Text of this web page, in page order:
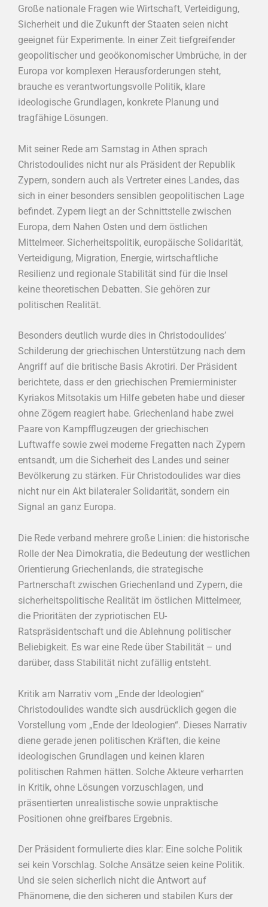
Große nationale Fragen wie Wirtschaft, Verteidigung,
Sicherheit und die Zukunft der Staaten seien nicht
geeignet für Experimente. In einer Zeit tiefgreifender
geopolitischer und geoökonomischer Umbrüche, in der
Europa vor komplexen Herausforderungen steht,
brauche es verantwortungsvolle Politik, klare
ideologische Grundlagen, konkrete Planung und
tragfähige Lösungen.
Mit seiner Rede am Samstag in Athen sprach
Christodoulides nicht nur als Präsident der Republik
Zypern, sondern auch als Vertreter eines Landes, das
sich in einer besonders sensiblen geopolitischen Lage
befindet. Zypern liegt an der Schnittstelle zwischen
Europa, dem Nahen Osten und dem östlichen
Mittelmeer. Sicherheitspolitik, europäische Solidarität,
Verteidigung, Migration, Energie, wirtschaftliche
Resilienz und regionale Stabilität sind für die Insel
keine theoretischen Debatten. Sie gehören zur
politischen Realität.
Besonders deutlich wurde dies in Christodoulides’
Schilderung der griechischen Unterstützung nach dem
Angriff auf die britische Basis Akrotiri. Der Präsident
berichtete, dass er den griechischen Premierminister
Kyriakos Mitsotakis um Hilfe gebeten habe und dieser
ohne Zögern reagiert habe. Griechenland habe zwei
Paare von Kampfflugzeugen der griechischen
Luftwaffe sowie zwei moderne Fregatten nach Zypern
entsandt, um die Sicherheit des Landes und seiner
Bevölkerung zu stärken. Für Christodoulides war dies
nicht nur ein Akt bilateraler Solidarität, sondern ein
Signal an ganz Europa.
Die Rede verband mehrere große Linien: die historische
Rolle der Nea Dimokratia, die Bedeutung der westlichen
Orientierung Griechenlands, die strategische
Partnerschaft zwischen Griechenland und Zypern, die
sicherheitspolitische Realität im östlichen Mittelmeer,
die Prioritäten der zypriotischen EU-
Ratspräsidentschaft und die Ablehnung politischer
Beliebigkeit. Es war eine Rede über Stabilität – und
darüber, dass Stabilität nicht zufällig entsteht.
Kritik am Narrativ vom „Ende der Ideologien“
Christodoulides wandte sich ausdrücklich gegen die
Vorstellung vom „Ende der Ideologien“. Dieses Narrativ
diene gerade jenen politischen Kräften, die keine
ideologischen Grundlagen und keinen klaren
politischen Rahmen hätten. Solche Akteure verharrten
in Kritik, ohne Lösungen vorzuschlagen, und
präsentierten unrealistische sowie unpraktische
Positionen ohne greifbares Ergebnis.
Der Präsident formulierte dies klar: Eine solche Politik
sei kein Vorschlag. Solche Ansätze seien keine Politik.
Und sie seien sicherlich nicht die Antwort auf
Phänomene, die den sicheren und stabilen Kurs der